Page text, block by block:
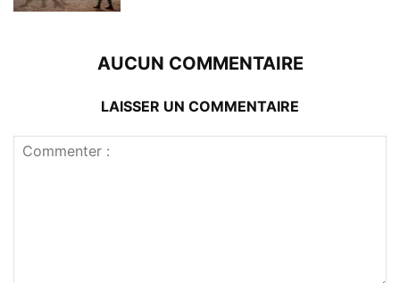
AUCUN COMMENTAIRE
LAISSER UN COMMENTAIRE